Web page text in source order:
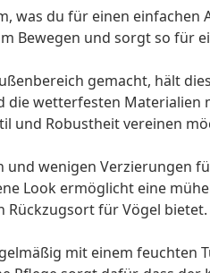
was du für einen einfachen
Bewegen und sorgt so für
gemacht, hält
die wetterfesten Materialien
und Robustheit vereinen
und wenigen Verzierungen
Look ermöglicht eine
Rückzugsort für Vögel bietet.
mit einem feuchten